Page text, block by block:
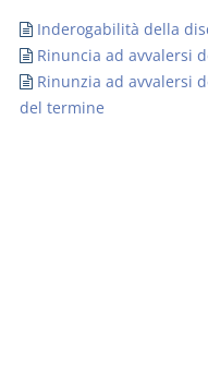
Inderogabilità della
Rinuncia ad avvalersi
Rinunzia ad avvalersi
del termine